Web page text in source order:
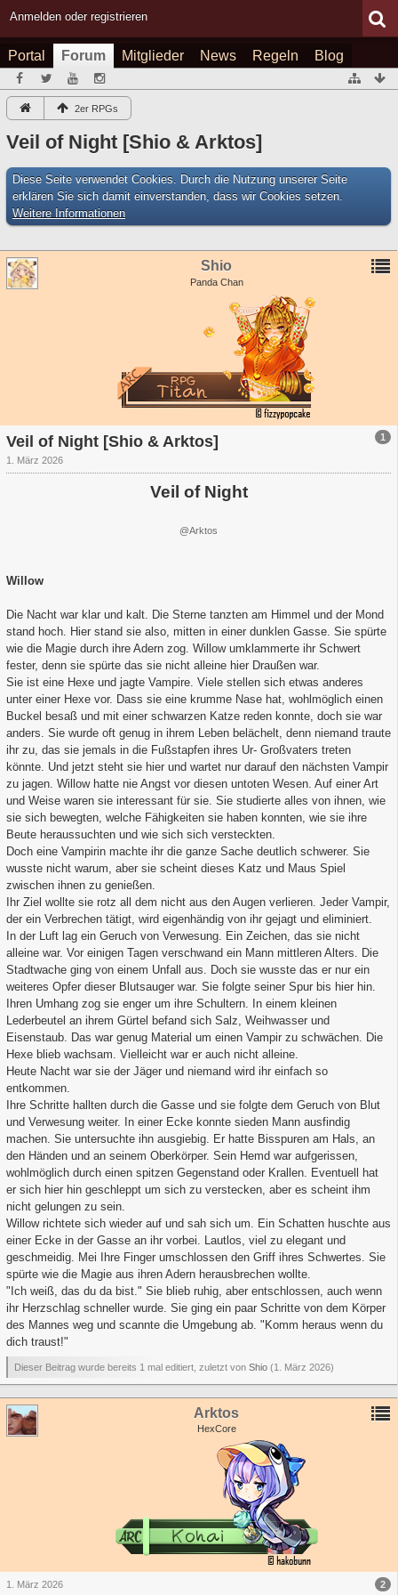
Anmelden oder registrieren
Portal Forum Mitglieder News Regeln Blog
2er RPGs
Veil of Night [Shio & Arktos]
Diese Seite verwendet Cookies. Durch die Nutzung unserer Seite
erklären Sie sich damit einverstanden, dass wir Cookies setzen.
Weitere Informationen
Shio
Panda Chan
1
Veil of Night [Shio & Arktos]
1. März 2026
Veil of Night
@Arktos
Willow
Die Nacht war klar und kalt. Die Sterne tanzten am Himmel und der Mond
stand hoch. Hier stand sie also, mitten in einer dunklen Gasse. Sie spürte
wie die Magie durch ihre Adern zog. Willow umklammerte ihr Schwert
fester, denn sie spürte das sie nicht alleine hier Draußen war.
Sie ist eine Hexe und jagte Vampire. Viele stellen sich etwas anderes
unter einer Hexe vor. Dass sie eine krumme Nase hat, wohlmöglich einen
Buckel besaß und mit einer schwarzen Katze reden konnte, doch sie war
anders. Sie wurde oft genug in ihrem Leben belächelt, denn niemand traute
ihr zu, das sie jemals in die Fußstapfen ihres Ur- Großvaters treten
könnte. Und jetzt steht sie hier und wartet nur darauf den nächsten Vampir
zu jagen. Willow hatte nie Angst vor diesen untoten Wesen. Auf einer Art
und Weise waren sie interessant für sie. Sie studierte alles von ihnen, wie
sie sich bewegten, welche Fähigkeiten sie haben konnten, wie sie ihre
Beute heraussuchten und wie sich sich versteckten.
Doch eine Vampirin machte ihr die ganze Sache deutlich schwerer. Sie
wusste nicht warum, aber sie scheint dieses Katz und Maus Spiel
zwischen ihnen zu genießen.
Ihr Ziel wollte sie rotz all dem nicht aus den Augen verlieren. Jeder Vampir,
der ein Verbrechen tätigt, wird eigenhändig von ihr gejagt und eliminiert.
In der Luft lag ein Geruch von Verwesung. Ein Zeichen, das sie nicht
alleine war. Vor einigen Tagen verschwand ein Mann mittleren Alters. Die
Stadtwache ging von einem Unfall aus. Doch sie wusste das er nur ein
weiteres Opfer dieser Blutsauger war. Sie folgte seiner Spur bis hier hin.
Ihren Umhang zog sie enger um ihre Schultern. In einem kleinen
Lederbeutel an ihrem Gürtel befand sich Salz, Weihwasser und
Eisenstaub. Das war genug Material um einen Vampir zu schwächen. Die
Hexe blieb wachsam. Vielleicht war er auch nicht alleine.
Heute Nacht war sie der Jäger und niemand wird ihr einfach so
entkommen.
Ihre Schritte hallten durch die Gasse und sie folgte dem Geruch von Blut
und Verwesung weiter. In einer Ecke konnte sieden Mann ausfindig
machen. Sie untersuchte ihn ausgiebig. Er hatte Bisspuren am Hals, an
den Händen und an seinem Oberkörper. Sein Hemd war aufgerissen,
wohlmöglich durch einen spitzen Gegenstand oder Krallen. Eventuell hat
er sich hier hin geschleppt um sich zu verstecken, aber es scheint ihm
nicht gelungen zu sein.
Willow richtete sich wieder auf und sah sich um. Ein Schatten huschte aus
einer Ecke in der Gasse an ihr vorbei. Lautlos, viel zu elegant und
geschmeidig. Mei Ihre Finger umschlossen den Griff ihres Schwertes. Sie
spürte wie die Magie aus ihren Adern herausbrechen wollte.
"Ich weiß, das du da bist." Sie blieb ruhig, aber entschlossen, auch wenn
ihr Herzschlag schneller wurde. Sie ging ein paar Schritte von dem Körper
des Mannes weg und scannte die Umgebung ab. "Komm heraus wenn du
dich traust!"
Dieser Beitrag wurde bereits 1 mal editiert, zuletzt von Shio (1. März 2026)
Arktos
HexCore
2
1. März 2026